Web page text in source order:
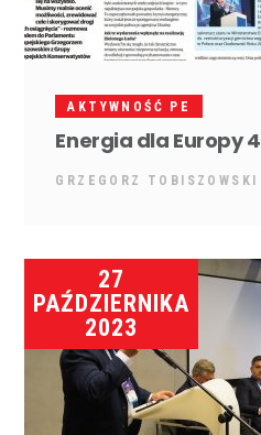
AKTYWNOŚĆ PE
Energia dla Europy 4
GRZEGORZ TOBISZOWSKI
27
PAŹDZIERNIKA
2023